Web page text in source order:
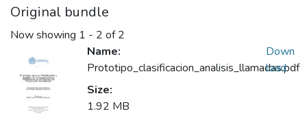
Original bundle
Now showing 1 - 2 of 2
Name:
Prototipo_clasificacion_analisis_llamadas.pdf
Size:
1.92 MB
Down
load